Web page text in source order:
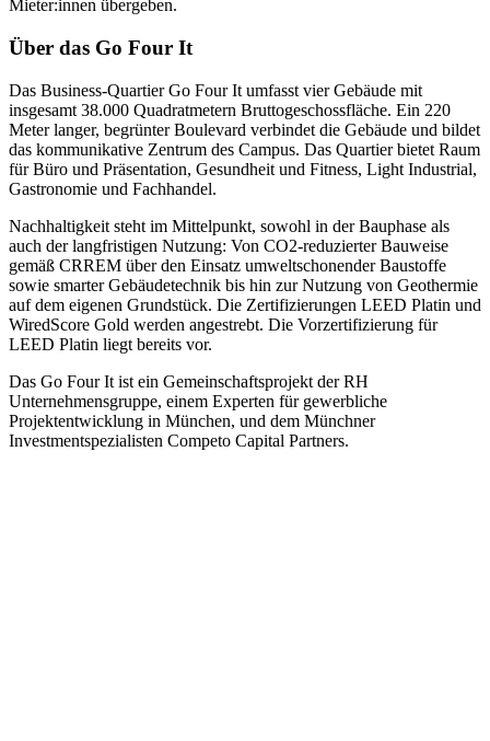
Mieter:innen übergeben.
Über das Go Four It
Das Business-Quartier Go Four It umfasst vier Gebäude mit
insgesamt 38.000 Quadratmetern Bruttogeschossfläche. Ein 220
Meter langer, begrünter Boulevard verbindet die Gebäude und bildet
das kommunikative Zentrum des Campus. Das Quartier bietet Raum
für Büro und Präsentation, Gesundheit und Fitness, Light Industrial,
Gastronomie und Fachhandel.
Nachhaltigkeit steht im Mittelpunkt, sowohl in der Bauphase als
auch der langfristigen Nutzung: Von CO2-reduzierter Bauweise
gemäß CRREM über den Einsatz umweltschonender Baustoffe
sowie smarter Gebäudetechnik bis hin zur Nutzung von Geothermie
auf dem eigenen Grundstück. Die Zertifizierungen LEED Platin und
WiredScore Gold werden angestrebt. Die Vorzertifizierung für
LEED Platin liegt bereits vor.
Das Go Four It ist ein Gemeinschaftsprojekt der RH
Unternehmensgruppe, einem Experten für gewerbliche
Projektentwicklung in München, und dem Münchner
Investmentspezialisten Competo Capital Partners.